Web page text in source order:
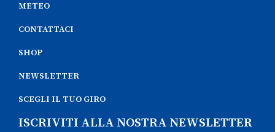
METEO
CONTATTACI
SHOP
NEWSLETTER
SCEGLI IL TUO GIRO
ISCRIVITI ALLA NOSTRA NEWSLETTER